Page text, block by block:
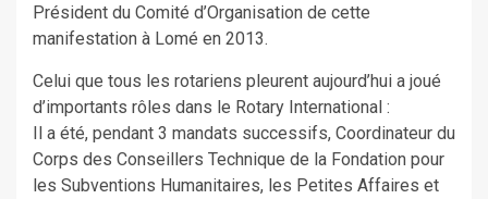
Président du Comité d’Organisation de cette
manifestation à Lomé en 2013.
Celui que tous les rotariens pleurent aujourd’hui a joué
d’importants rôles dans le Rotary International :
Il a été, pendant 3 mandats successifs, Coordinateur du
Corps des Conseillers Technique de la Fondation pour
les Subventions Humanitaires, les Petites Affaires et